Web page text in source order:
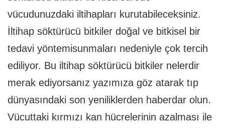
vücudunuzdaki iltihapları kurutabileceksiniz.
İltihap söktürücü bitkiler doğal ve bitkisel bir
tedavi yöntemisunmaları nedeniyle çok tercih
ediliyor. Bu iltihap söktürücü bitkiler nelerdir
merak ediyorsanız yazımıza göz atarak tıp
dünyasındaki son yeniliklerden haberdar olun.
Vücuttaki kırmızı kan hücrelerinin azalması ile